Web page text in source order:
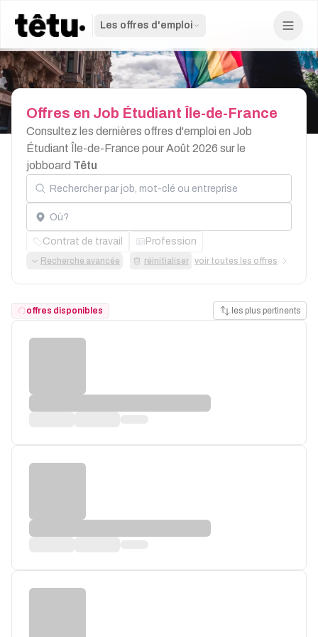
Les offres d'emploi
Offres en Job Étudiant Île-de-France
Consultez les dernières offres d'emploi en Job
Étudiant Île-de-France pour Août 2026 sur le
jobboard Têtu
Rechercher par job, mot-clé ou entreprise
Localisation
Contrat de travail Profession
Recherche avancée réinitialiser voir toutes les offres
offres disponibles les plus pertinents